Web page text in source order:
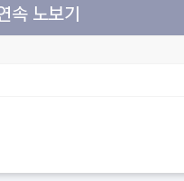
속 노보기